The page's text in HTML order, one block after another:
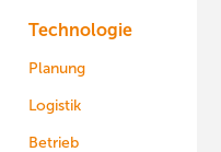
Technologie
Planung
Logistik
Betrieb